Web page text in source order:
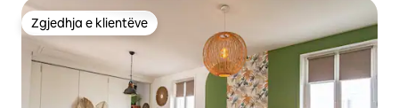
Zgjedhja e klientëve
Zgjedhja e klientëve